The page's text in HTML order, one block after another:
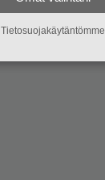
Tietosuojakäytäntömme